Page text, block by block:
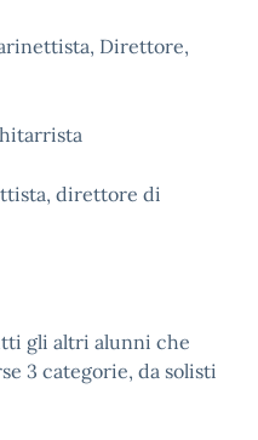
Direttore,
direttore di
gli altri alunni che
3 categorie, da solisti